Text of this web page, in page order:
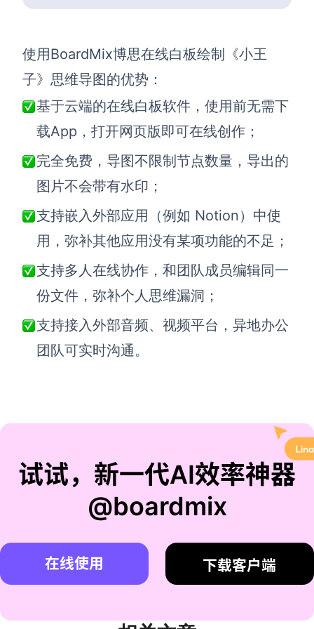
使用BoardMix博思在线白板绘制《小王
子》思维导图的优势：
基于云端的在线白板软件，使用前无需下
载App，打开网页版即可在线创作；
完全免费，导图不限制节点数量，导出的
图片不会带有水印；
支持嵌入外部应用（例如 Notion）中使
用，弥补其他应用没有某项功能的不足；
支持多人在线协作，和团队成员编辑同一
份文件，弥补个人思维漏洞；
支持接入外部音频、视频平台，异地办公
团队可实时沟通。
试试，新一代AI效率神器
@boardmix
在线使用 下载客户端